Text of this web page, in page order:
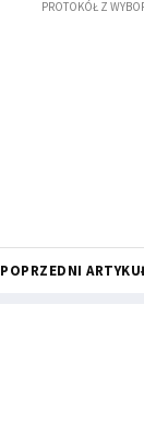
PROTOKÓŁ Z
POPRZEDNI